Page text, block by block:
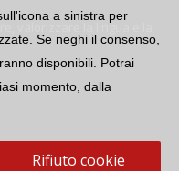
valorizzare la lingua e la
a sinistra per
Se neghi il consenso,
disponibili. Potrai
momento, dalla
Rifiuto cookie